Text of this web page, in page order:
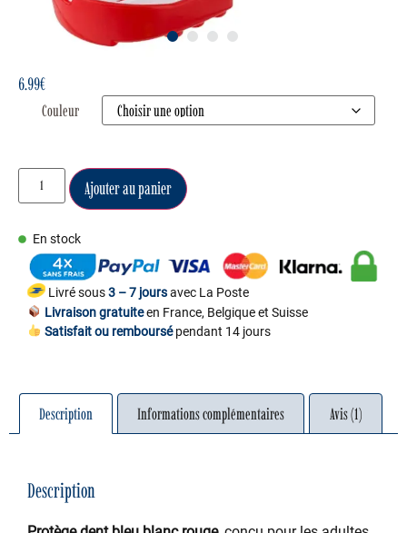
1 2 3 4
6.99€
Couleur
Ajouter au panier
En stock
Livré sous3 – 7 joursavec La Poste
Livraison gratuiteen France, Belgique et Suisse
Satisfait ou remboursépendant 14 jours
Description Informations complémentaires Avis (1)
Description